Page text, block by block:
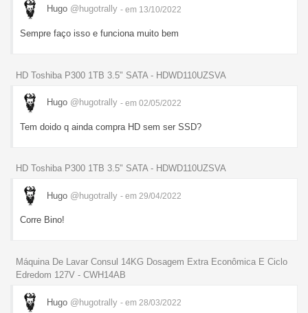
Hugo @hugotrally - em 13/10/2022
Sempre faço isso e funciona muito bem
HD Toshiba P300 1TB 3.5" SATA - HDWD110UZSVA
Hugo @hugotrally - em 02/05/2022
Tem doido q ainda compra HD sem ser SSD?
HD Toshiba P300 1TB 3.5" SATA - HDWD110UZSVA
Hugo @hugotrally - em 29/04/2022
Corre Bino!
Máquina De Lavar Consul 14KG Dosagem Extra Econômica E Ciclo
Edredom 127V - CWH14AB
Hugo @hugotrally - em 28/03/2022